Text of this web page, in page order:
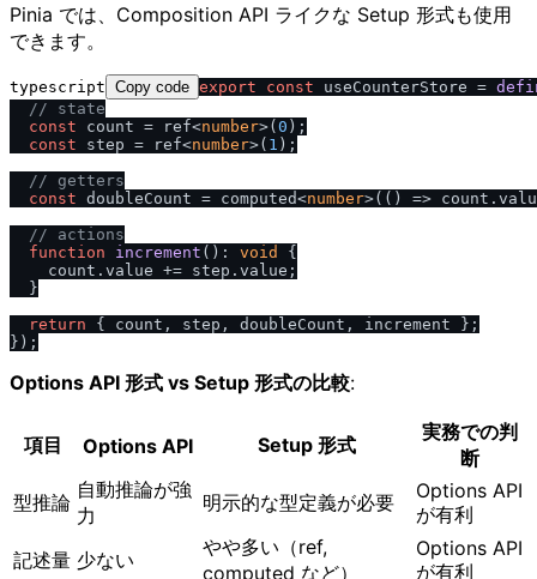
Pinia では、Composition API ライクな Setup 形式も使用
できます。
typescript Copy code export const useCounterStore =
/ / state
const count = ref<number>(0 );
const step = ref<number>( 1 );
/ / getters
const doubleCount = computed<number>( () => count.
/ / actions
function
increment ( ): void
{
    count.
value += step. value ;
  }
return { count, step, doubleCount, increment };
Options API 形式 vs Setup 形式の比較:
項目 Options API Setup 形式
実務での判
断
型推論
自動推論が強
力
明示的な型定義が必要
Options API
が有利
記述量 少ない
やや多い（ref,
computed など）
Options API
が有利